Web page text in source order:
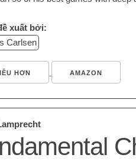
xuất bởi:
Carlsen
HƠN AMAZON